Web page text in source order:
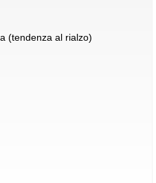
(tendenza al rialzo)